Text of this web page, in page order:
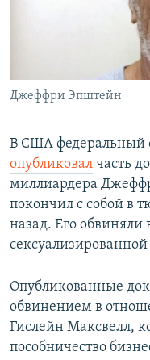
АРХИВ
Все сайты РСЕ/РС
Джеффри Эпштейн
В США федеральный
опубликовал часть
миллиардера
покончил с собой в
назад. Его обвиняли
Опубликованные
обвинением в
Гислейн Максвелл,
пособничество